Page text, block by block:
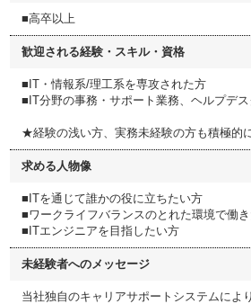
■高卒以上
歓迎される経験・スキル・資格
■IT・情報系/理工系を専攻された方
■IT分野の事務・サポート業務、ヘルプデ
★経験の浅い方、実務未経験の方も積極的
求める人物像
■ITを通じて誰かの役に立ちたい方
■ワークライフバランスのとれた環境で働
■ITエンジニアを目指したい方
未経験者へのメッセージ
当社独自のキャリアサポートシステムによ